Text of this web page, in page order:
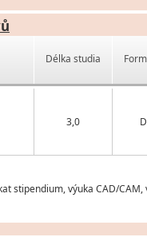
Délka studia
3,0
stipendium, výuka CAD/